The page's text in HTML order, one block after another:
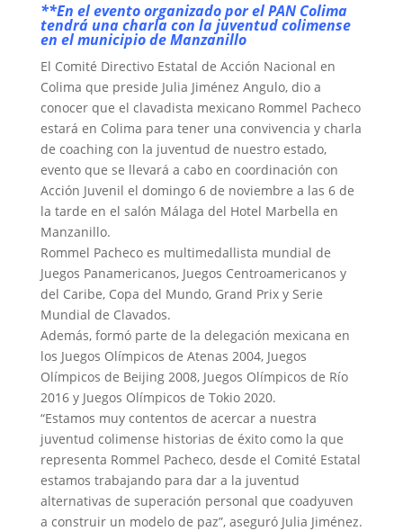
**En el evento organizado por el PAN Colima
tendrá una charla con la juventud colimense
en el municipio de Manzanillo
El Comité Directivo Estatal de Acción Nacional en
Colima que preside Julia Jiménez Angulo, dio a
conocer que el clavadista mexicano Rommel Pacheco
estará en Colima para tener una convivencia y charla
de coaching con la juventud de nuestro estado,
evento que se llevará a cabo en coordinación con
Acción Juvenil el domingo 6 de noviembre a las 6 de
la tarde en el salón Málaga del Hotel Marbella en
Manzanillo.
Rommel Pacheco es multimedallista mundial de
Juegos Panamericanos, Juegos Centroamericanos y
del Caribe, Copa del Mundo, Grand Prix y Serie
Mundial de Clavados.
Además, formó parte de la delegación mexicana en
los Juegos Olímpicos de Atenas 2004, Juegos
Olímpicos de Beijing 2008, Juegos Olímpicos de Río
2016 y Juegos Olímpicos de Tokio 2020.
“Estamos muy contentos de acercar a nuestra
juventud colimense historias de éxito como la que
representa Rommel Pacheco, desde el Comité Estatal
estamos trabajando para dar a la juventud
alternativas de superación personal que coadyuven
a construir un modelo de paz”, aseguró Julia Jiménez.